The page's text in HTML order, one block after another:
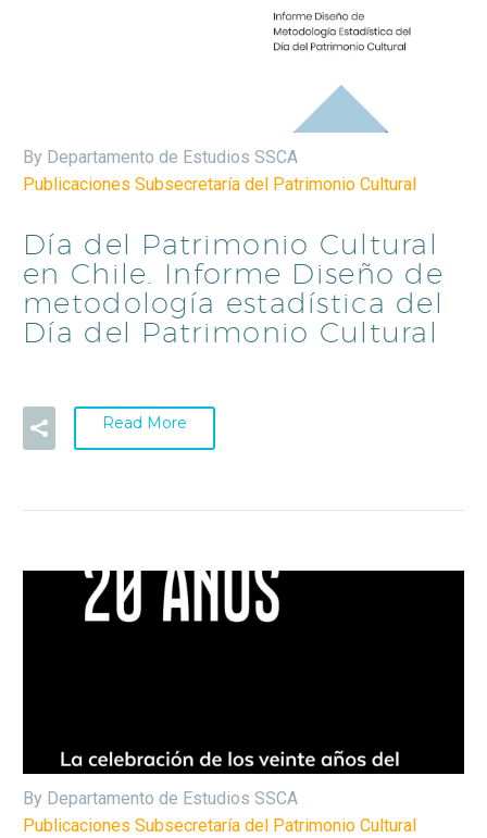
By Departamento de Estudios SSCA
Publicaciones Subsecretaría del Patrimonio Cultural
Día del Patrimonio Cultural
en Chile. Informe Diseño de
metodología estadística del
Día del Patrimonio Cultural
Read More
By Departamento de Estudios SSCA
Publicaciones Subsecretaría del Patrimonio Cultural